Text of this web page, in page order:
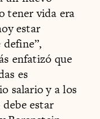
tener vida era
estar
enfatizó que
es
salario y a los
estar